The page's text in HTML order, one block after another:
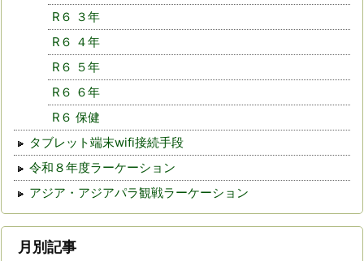
R６ ３年
R６ ４年
R６ ５年
R６ ６年
R６ 保健
タブレット端末wifi接続手段
令和８年度ラーケーション
アジア・アジアパラ観戦ラーケーション
月別記事